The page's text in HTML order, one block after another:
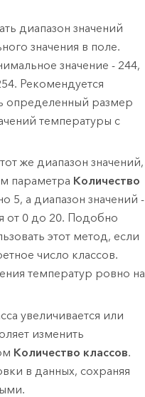
диапазон значений
значения в поле.
значение - 244,
Рекомендуется
определенный размер
температуры с
же диапазон значений,
параметра Количество
5, а диапазон значений -
от 0 до 20. Подобно
этот метод, если
число классов.
температур ровно на
увеличивается или
изменить
Количество классов.
в данных, сохраняя